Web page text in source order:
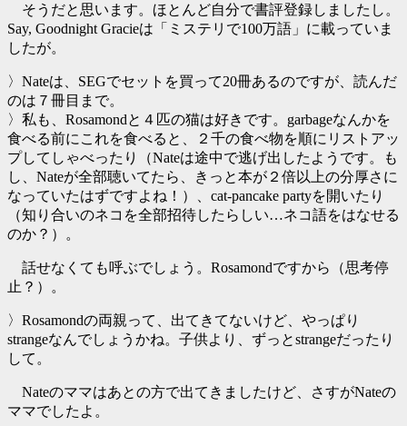
そうだと思います。ほとんど自分で書評登録しましたし。
Say, Goodnight Gracieは「ミステリで100万語」に載っていま
したが。
〉Nateは、SEGでセットを買って20冊あるのですが、読んだ
のは７冊目まで。
〉私も、Rosamondと４匹の猫は好きです。garbageなんかを
食べる前にこれを食べると、２千の食べ物を順にリストアッ
プしてしゃべったり（Nateは途中で逃げ出したようです。も
し、Nateが全部聴いてたら、きっと本が２倍以上の分厚さに
なっていたはずですよね！）、cat-pancake partyを開いたり
（知り合いのネコを全部招待したらしい…ネコ語をはなせる
のか？）。
話せなくても呼ぶでしょう。Rosamondですから（思考停
止？）。
〉Rosamondの両親って、出てきてないけど、やっぱり
strangeなんでしょうかね。子供より、ずっとstrangeだったり
して。
Nateのママはあとの方で出てきましたけど、さすがNateの
ママでしたよ。